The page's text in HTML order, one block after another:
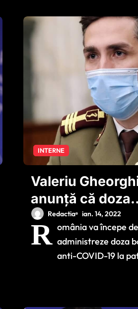
INTERNE
Valeriu
anunță că doza
booster a
vaccinurilor se
face o dată la
Redactia ian. 14, 2022
R omânia va începe
administreze doza
anti-COVID-19 la